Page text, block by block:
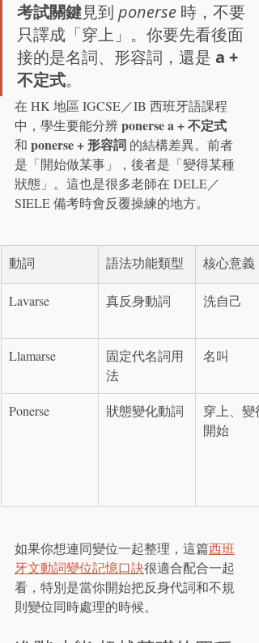
考試關鍵見到 ponerse 時，不要
只譯成「穿上」。你要先看後面
接的是名詞、形容詞，還是 a +
不定式。
在 HK 地區 IGCSE／IB 西班牙語課程
中，學生要能分辨 ponerse a + 不定式
和 ponerse + 形容詞 的結構差異。前者
是「開始做某事」，後者是「變得某種
狀態」。這也是很多老師在 DELE／
SIELE 備考時會反覆操練的地方。
動詞 語法功能類型 核心意義
Lavarse 真反身動詞 洗自己
Llamarse
固定代名詞用
法
名叫
Ponerse 狀態變化動詞
穿上、變
開始
如果你想連同變位一起整理，這篇西班
牙文動詞變位記憶口訣很適合配合一起
看，特別是當你開始把反身代詞和不規
則變位同時處理的時候。